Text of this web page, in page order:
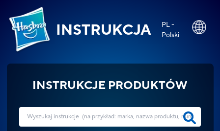
INSTRUKCJA
PL -
Polski
INSTRUKCJE PRODUKTÓW